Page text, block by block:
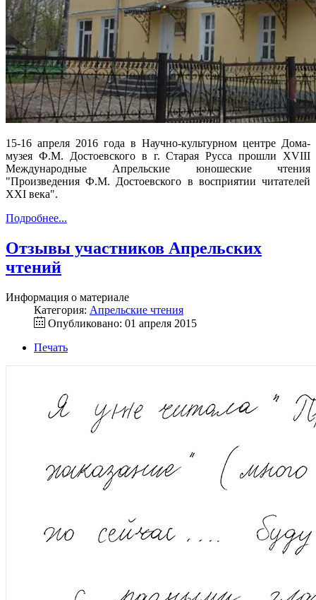
15-16 апреля 2016 года в Научно-культурном центре Дома-
музея Ф.М. Достоевского в г. Старая Русса прошли ХVIII
Международные Апрельские юношеские чтения
"Произведения Ф.М. Достоевского в восприятии читателей
XXI века".
Подробнее...
Отзывы участников Апрельских
чтений
Информация о материале
Категория: Апрельские чтения
Опубликовано: 01 апреля 2015
Печать